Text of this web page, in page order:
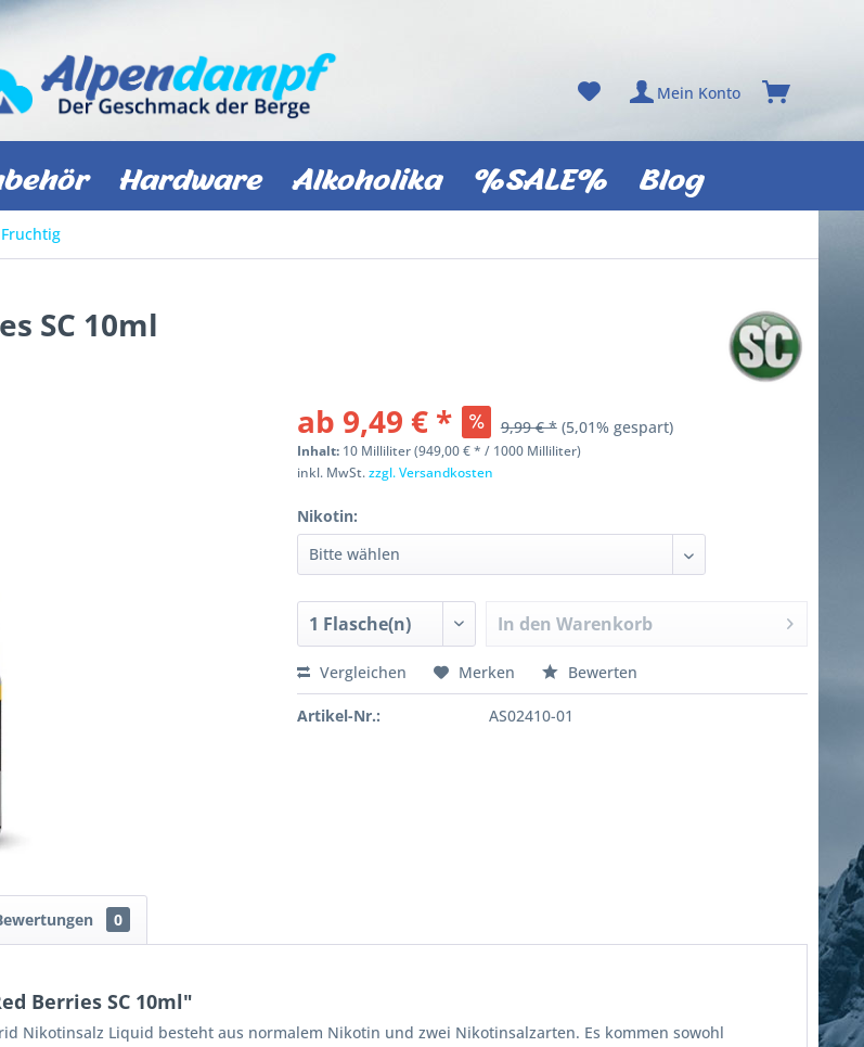
Mein Konto
Hardware Alkoholika %SALE% Blog
Fruchtig
SC 10ml
ab 9,49 € * 9,99 € * (5,01% gespart)
Inhalt: 10 Milliliter (949,00 € * / 1000 Milliliter)
inkl. MwSt.zzgl. Versandkosten
Nikotin:
In den Warenkorb
Vergleichen Merken Bewerten
Artikel-Nr.: AS02410-01
0
Berries SC 10ml"
Nikotinsalz Liquid besteht aus normalem Nikotin und zwei Nikotinsalzarten. Es kommen sowohl